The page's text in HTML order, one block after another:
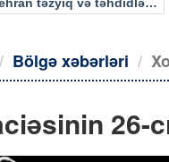
Bölgə xəbərləri